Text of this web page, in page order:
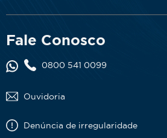
Fale Conosco
0800 541 0099
Ouvidoria
Denúncia de irregularidade